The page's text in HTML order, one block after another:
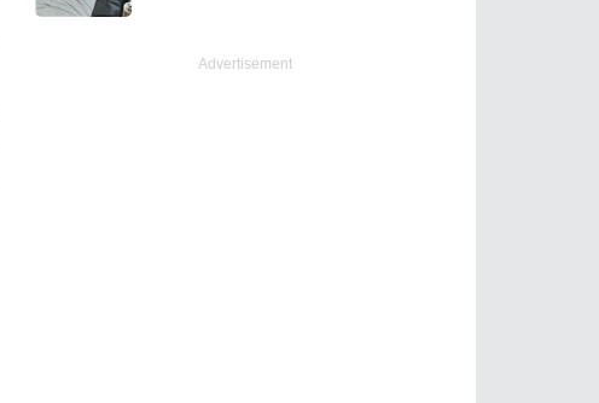
Advertisement